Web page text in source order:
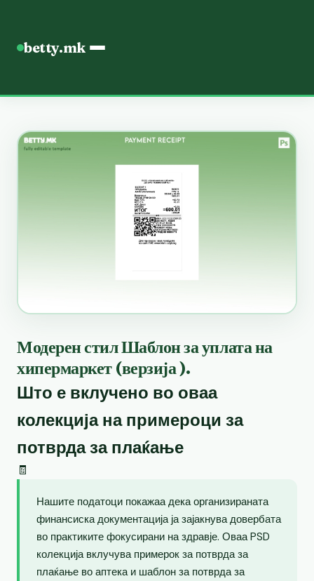
betty.mk
Модерен стил Шаблон за уплата на
хипермаркет (верзија ).
Што е вклучено во оваа
колекција на примероци за
потврда за плаќање
🧾
Нашите податоци покажаа дека организираната
финансиска документација ја зајакнува довербата
во практиките фокусирани на здравје. Оваа PSD
колекција вклучува примерок за потврда за
плаќање во аптека и шаблон за потврда за